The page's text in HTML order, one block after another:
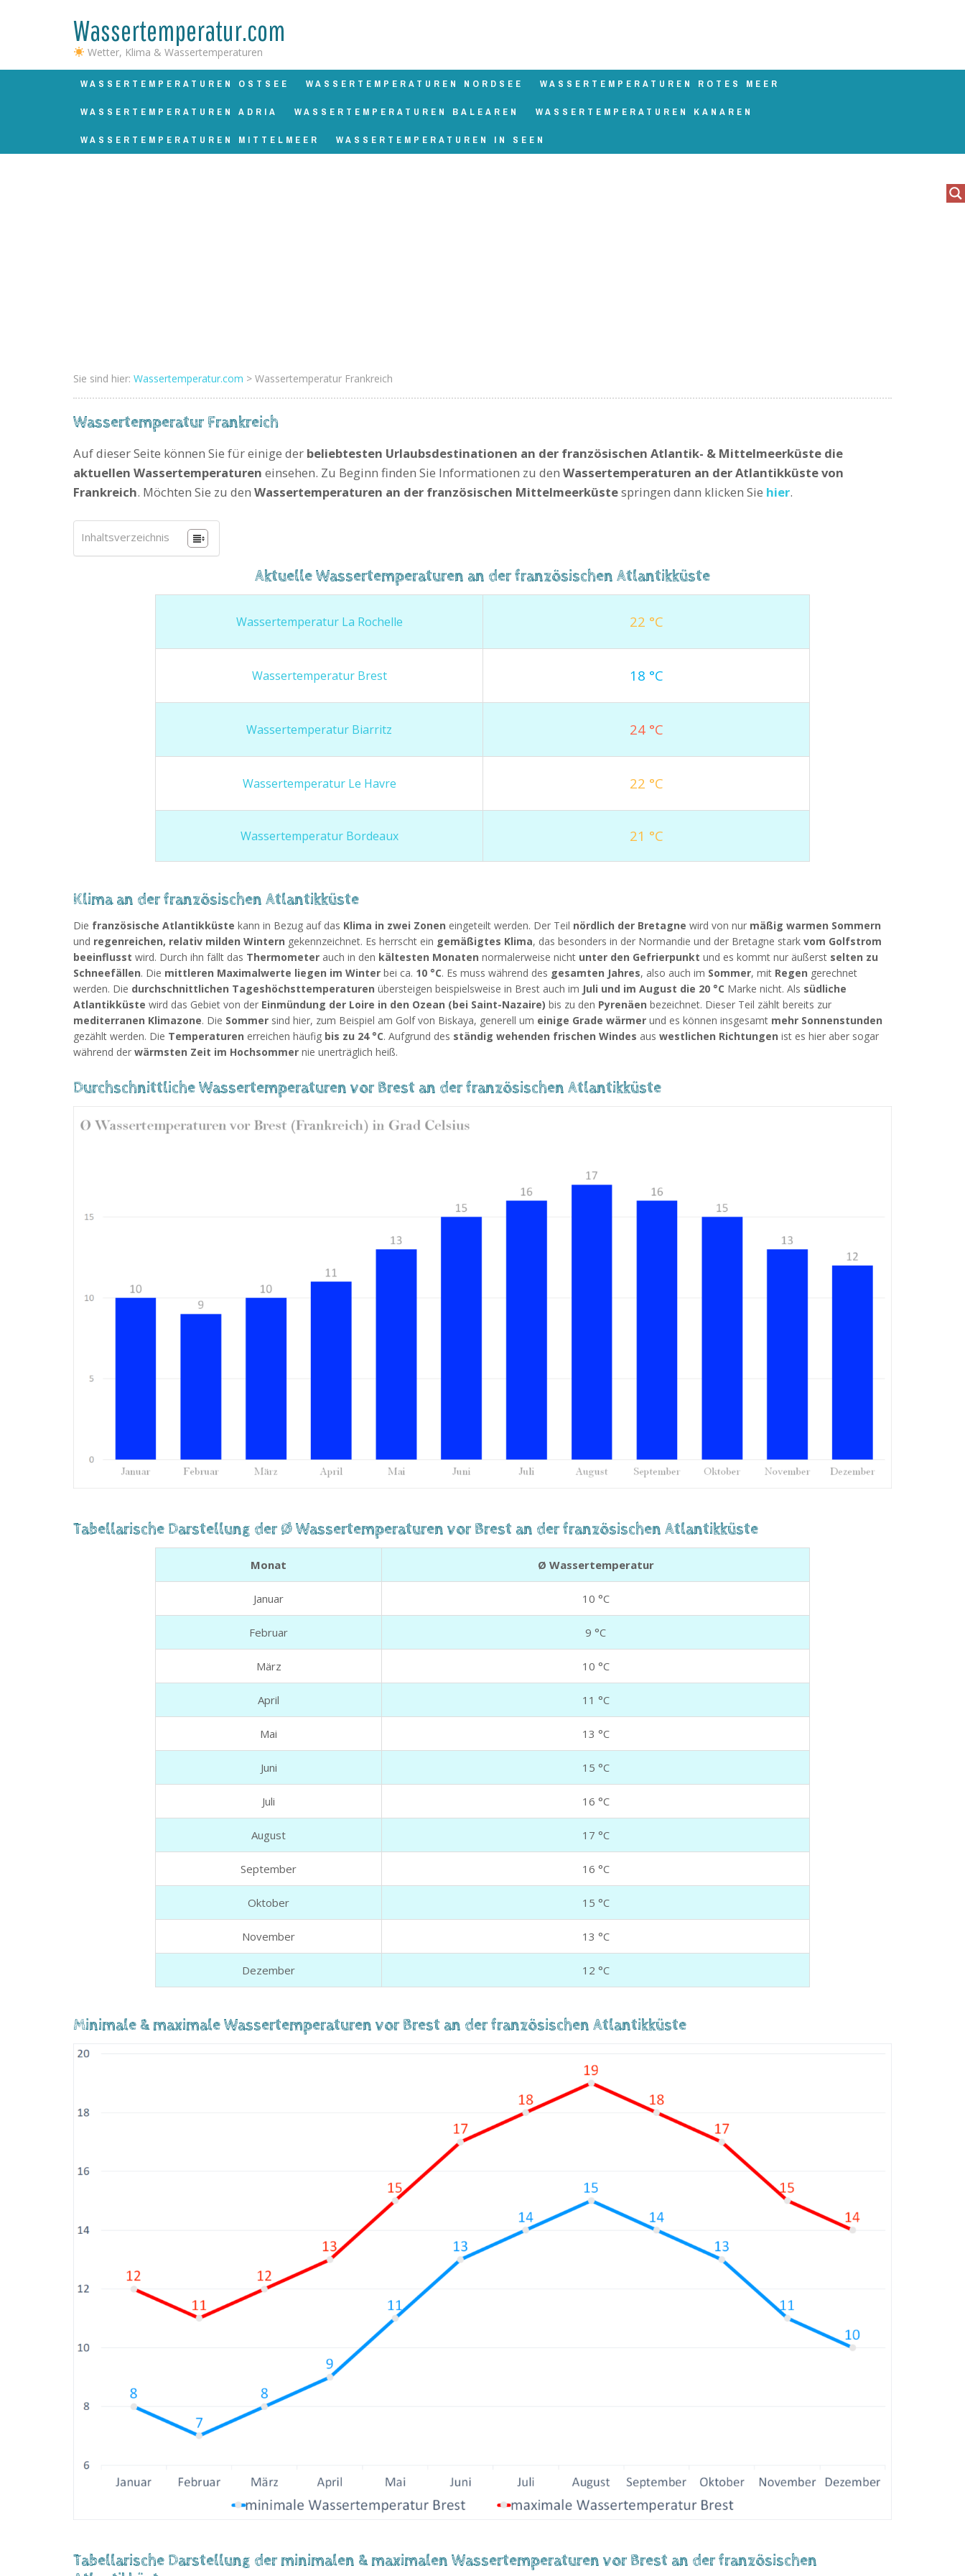
Wassertemperatur.com
Wetter, Klima & Wassertemperaturen
WASSERTEMPERATUREN OSTSEE WASSERTEMPERATUREN NORDSEE WASSERTEMPERATUREN ROTES MEER
WASSERTEMPERATUREN ADRIA WASSERTEMPERATUREN BALEAREN WASSERTEMPERATUREN KANAREN
WASSERTEMPERATUREN MITTELMEER WASSERTEMPERATUREN IN SEEN
Sie sind hier: Wassertemperatur.com > Wassertemperatur Frankreich
Wassertemperatur Frankreich
Auf dieser Seite können Sie für einige der beliebtesten Urlaubsdestinationen an der französischen Atlantik- & Mittelmeerküste die
aktuellen Wassertemperaturen einsehen. Zu Beginn finden Sie Informationen zu den Wassertemperaturen an der Atlantikküste von
Frankreich. Möchten Sie zu den Wassertemperaturen an der französischen Mittelmeerküstespringen dann klicken Sie hier.
Inhaltsverzeichnis
Aktuelle Wassertemperaturen an der französischen Atlantikküste
Wassertemperatur La Rochelle 22 °C
Wassertemperatur Brest 18 °C
Wassertemperatur Biarritz 24 °C
Wassertemperatur Le Havre 22 °C
Wassertemperatur Bordeaux 21 °C
Klima an der französischen Atlantikküste
Die französische Atlantikküste kann in Bezug auf das Klima in zwei Zonen eingeteilt werden. Der Teil nördlich der Bretagne wird von nur mäßig warmen Sommern
und regenreichen, relativ milden Wintern gekennzeichnet. Es herrscht ein gemäßigtes Klima, das besonders in der Normandie und der Bretagne stark vom Golfstrom
beeinflusst wird. Durch ihn fällt das Thermometer auch in den kältesten Monaten normalerweise nicht unter den Gefrierpunkt und es kommt nur äußerst selten zu
Schneefällen. Die mittleren Maximalwerte liegen im Winter bei ca. 10 °C. Es muss während des gesamten Jahres, also auch im Sommer, mit Regen gerechnet
werden. Die durchschnittlichen Tageshöchsttemperaturen übersteigen beispielsweise in Brest auch im Juli und im August die 20 °C Marke nicht. Als südliche
Atlantikküste wird das Gebiet von der Einmündung der Loire in den Ozean (bei Saint-Nazaire) bis zu den Pyrenäen bezeichnet. Dieser Teil zählt bereits zur
mediterranen Klimazone. Die Sommer sind hier, zum Beispiel am Golf von Biskaya, generell um einige Grade wärmer und es können insgesamt mehr Sonnenstunden
gezählt werden. Die Temperaturen erreichen häufig bis zu 24 °C. Aufgrund des ständig wehenden frischen Windes aus westlichen Richtungen ist es hier aber sogar
während der wärmsten Zeit im Hochsommer nie unerträglich heiß.
Durchschnittliche Wassertemperaturen vor Brest an der französischen Atlantikküste
Tabellarische Darstellung der Ø Wassertemperaturen vor Brest an der französischen Atlantikküste
Monat Ø Wassertemperatur
Januar 10 °C
Februar 9 °C
März 10 °C
April 11 °C
Mai 13 °C
Juni 15 °C
Juli 16 °C
August 17 °C
September 16 °C
Oktober 15 °C
November 13 °C
Dezember 12 °C
Minimale & maximale Wassertemperaturen vor Brest an der französischen Atlantikküste
Tabellarische Darstellung der minimalen & maximalen Wassertemperaturen vor Brest an der französischen